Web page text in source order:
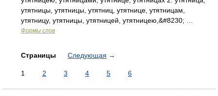
утятницы, утятницы, утятниц, утятнице, утятницам,
утятницу, утятницы, утятницей, утятницею,&#8230; …
Формы слов
Страницы Следующая →
1 2 3 4 5 6